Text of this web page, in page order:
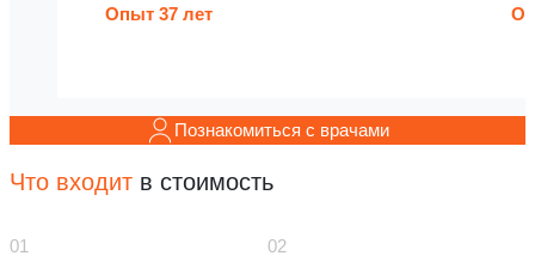
Опыт 37 лет
Познакомиться с врачами
Что входит в стоимость